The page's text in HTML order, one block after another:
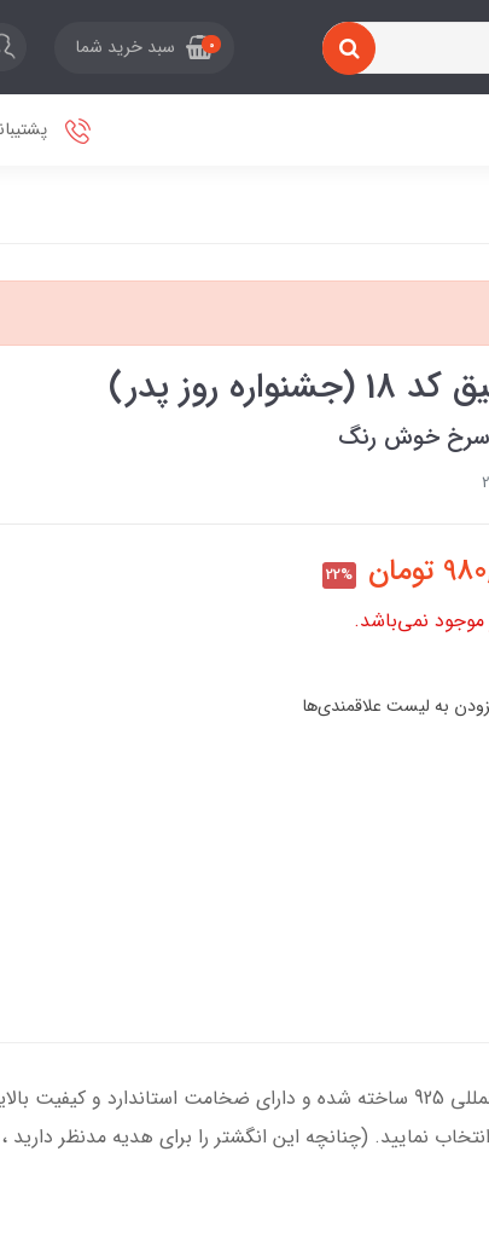
0 سبد خرید شما
پشتیبانی
روز پدر)
سرخ خوش رنگ
تومان 22%
نمی‌باشد.
انگشتر نقره مردانه با سنگ عقیق سرخ درجه یک ، رکاب انگشتر از نقره اصل با عیار بین المللی 925 ساخته شده و دارای ضخامت
نمایید. (چنانچه این انگشتر را برای هدیه مدنظر دارید